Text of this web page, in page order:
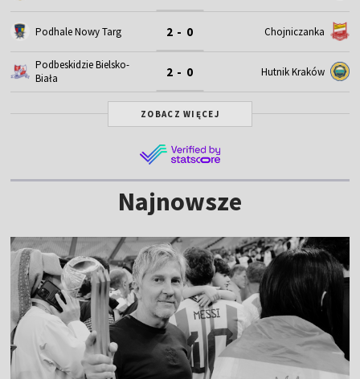
Podhale Nowy Targ 2 - 0 Chojniczanka
Podbeskidzie Bielsko-
Biała
2 - 0 Hutnik Kraków
ZOBACZ WIĘCEJ
Najnowsze